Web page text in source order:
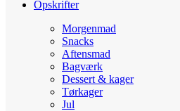
Opskrifter
Morgenmad
Snacks
Aftensmad
Bagværk
Dessert & kager
Tørkager
Jul